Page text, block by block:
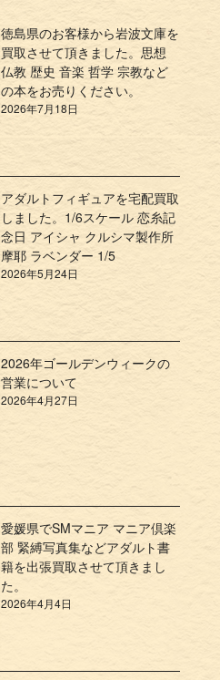
徳島県のお客様から岩波文庫を
買取させて頂きました。思想
仏教 歴史 音楽 哲学 宗教など
の本をお売りください。
2026年7月18日
アダルトフィギュアを宅配買取
しました。1/6スケール 恋糸記
念日 アイシャ クルシマ製作所
摩耶 ラベンダー 1/5
2026年5月24日
2026年ゴールデンウィークの
営業について
2026年4月27日
愛媛県でSMマニア マニア倶楽
部 緊縛写真集などアダルト書
籍を出張買取させて頂きまし
た。
2026年4月4日